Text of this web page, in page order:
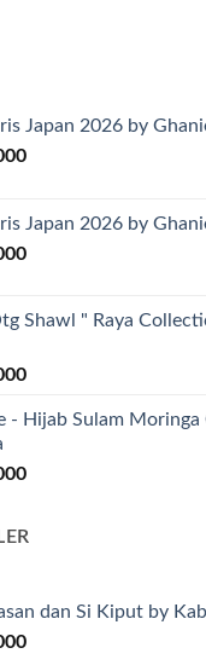
Japan 2026 by
Japan 2026 by
Shawl " Raya
- Hijab Sulam Moringa
dan Si Kiput by